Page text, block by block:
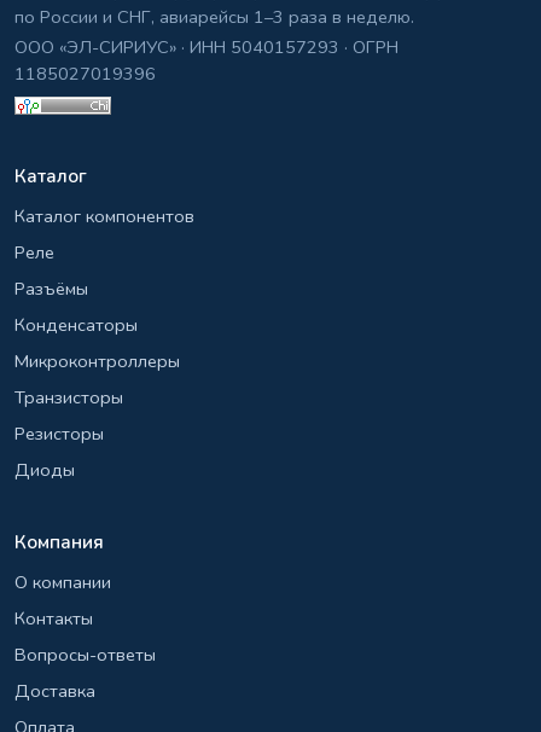
по России и СНГ, авиарейсы 1–3 раза в неделю.
ООО «ЭЛ-СИРИУС» · ИНН 5040157293 · ОГРН
1185027019396
Каталог
Каталог компонентов
Реле
Разъёмы
Конденсаторы
Микроконтроллеры
Транзисторы
Резисторы
Диоды
Компания
О компании
Контакты
Вопросы-ответы
Доставка